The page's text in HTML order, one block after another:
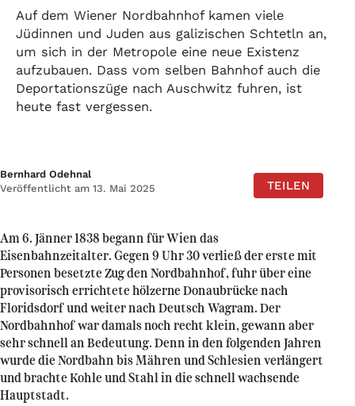
Auf dem Wiener Nordbahnhof kamen viele
Jüdinnen und Juden aus galizischen Schtetln an,
um sich in der Metropole eine neue Existenz
aufzubauen. Dass vom selben Bahnhof auch die
Deportationszüge nach Auschwitz fuhren, ist
heute fast vergessen.
Bernhard Odehnal
Veröffentlicht am 13. Mai 2025
TEILEN
Am 6. Jänner 1838 begann für Wien das
Eisenbahnzeitalter. Gegen 9 Uhr 30 verließ der erste mit
Personen besetzte Zug den Nordbahnhof, fuhr über eine
provisorisch errichtete hölzerne Donaubrücke nach
Floridsdorf und weiter nach Deutsch Wagram. Der
Nordbahnhof war damals noch recht klein, gewann aber
sehr schnell an Bedeutung. Denn in den folgenden Jahren
wurde die Nordbahn bis Mähren und Schlesien verlängert
und brachte Kohle und Stahl in die schnell wachsende
Hauptstadt.